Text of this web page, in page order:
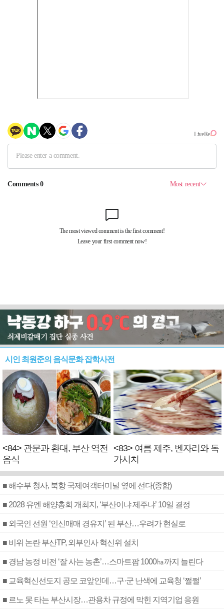
시인 최원준의 음식문화 잡학사전
<84> 관문과 환대, 부산 역전
음식
<83> 여름 제주, 벤자리와 독
가시치
■ 해수부 청사, 북항 국제여객터미널 옆에 선다(종합)
■ 2028 유엔 해양총회 개최지, ‘부산이냐 제주냐’ 10일 결정
■ 외국인 선원 ‘인신매매 경유지’ 된 부산…우려가 현실로
■ 비위 논란 부산TP, 외부인사 혁신위 설치
■ 경남 농정 비전 ‘잘 사는 농촌’…스마트팜 1000㏊까지 늘린다
■ 교육혁신선도지 공모 코앞인데…구·군 난색에 교육청 ‘쩔쩔’
■ 르노 못 타는 부산시장…관용차 규정에 막힌 지역기업 응원